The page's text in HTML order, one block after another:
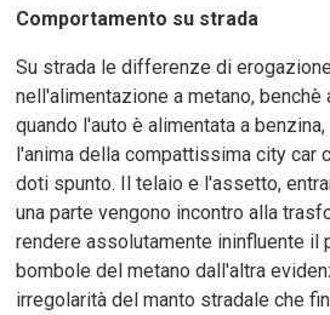
Comportamento su strada
Su strada le differenze di
nell'alimentazione a metano,
quando l'auto è alimentata a
l'anima della compattissima city car
doti spunto. Il telaio e l'assetto,
una parte vengono incontro alla
rendere assolutamente ininfluente il
bombole del metano dall'altra
irregolarità del manto stradale che